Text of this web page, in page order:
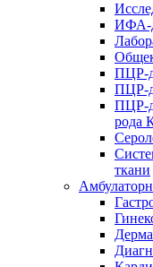
ИФА-
ПЦР-
ПЦР-
ПЦР-
рода
ткани